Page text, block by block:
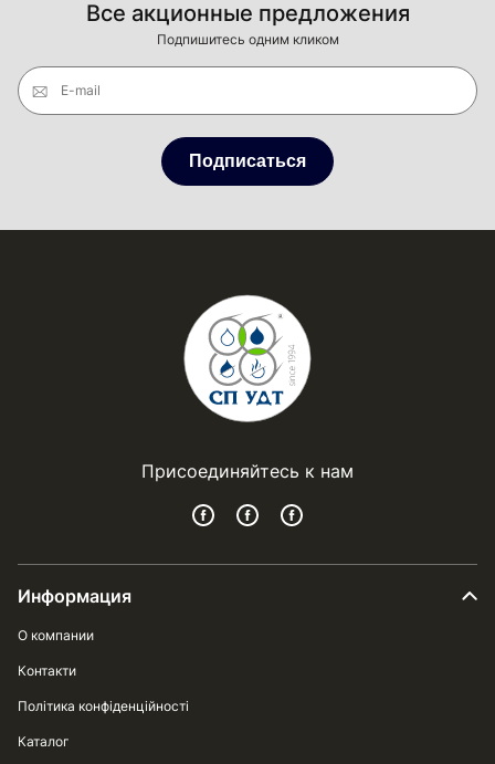
Все акционные предложения
Подпишитесь одним кликом
E-mail
Подписаться
Присоединяйтесь к нам
Информация
О компании
Контакти
Політика конфіденційності
Каталог